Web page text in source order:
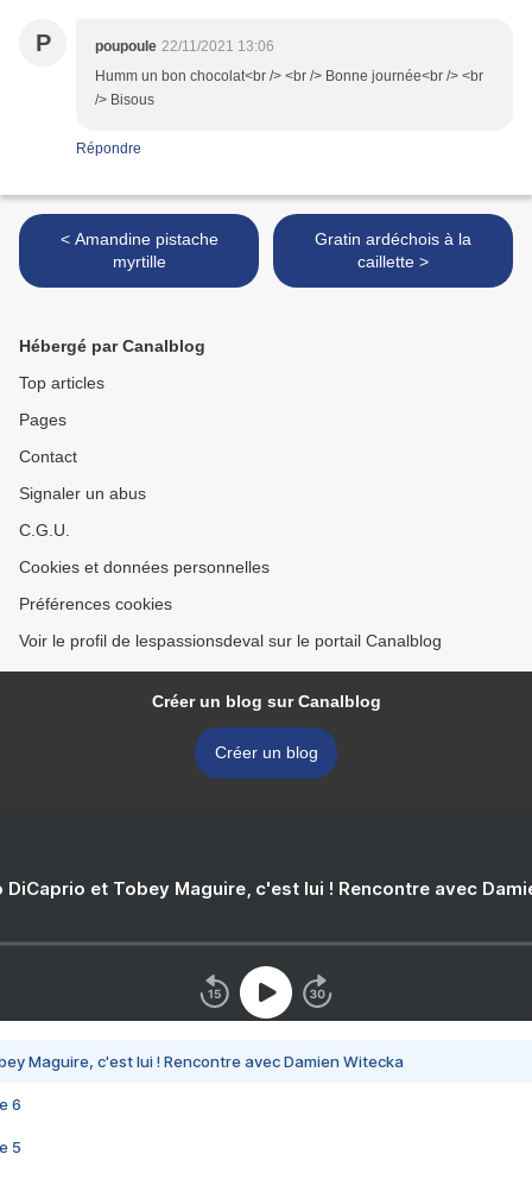
P poupoule 22/11/2021 13:06
Humm un bon chocolat<br /> <br /> Bonne journée<br /> <br
/> Bisous
Répondre
< Amandine pistache
myrtille
Gratin ardéchois à la
caillette >
Hébergé par Canalblog
Top articles
Pages
Contact
Signaler un abus
C.G.U.
Cookies et données personnelles
Préférences cookies
Voir le profil de lespassionsdeval sur le portail Canalblog
Créer un blog sur Canalblog
Créer un blog
DiCaprio et Tobey Maguire, c'est lui ! Rencontre avec
Maguire, c'est lui ! Rencontre avec Damien Witecka
6
5